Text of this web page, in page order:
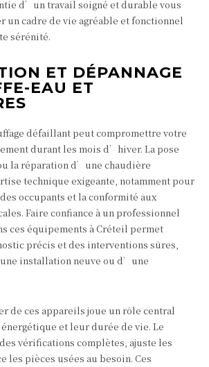
d’un travail soigné et durable vous
un cadre de vie agréable et fonctionnel
sérénité.
ET DÉPANNAGE
EAU ET
défaillant peut compromettre votre
durant les mois d’hiver. La pose
la réparation d’une chaudière
technique exigeante, notamment pour
occupants et la conformité aux
Faire confiance à un professionnel
ces équipements à Créteil permet
précis et des interventions sûres,
installation neuve ou d’une
de ces appareils joue un rôle central
et leur durée de vie. Le
vérifications complètes, ajuste les
les pièces usées au besoin. Ces